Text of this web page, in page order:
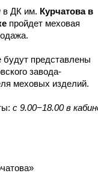
в ДК им. Курчатова в
пройдет меховая
будут представлены
завода-
меховых изделий.
с 9.00−18.00 в